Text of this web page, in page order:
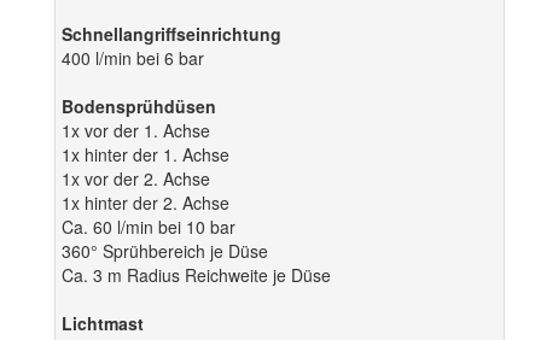
Schnellangriffseinrichtung
400 l/min bei 6 bar
Bodensprühdüsen
1x vor der 1. Achse
1x hinter der 1. Achse
1x vor der 2. Achse
1x hinter der 2. Achse
Ca. 60 l/min bei 10 bar
360° Sprühbereich je Düse
Ca. 3 m Radius Reichweite je Düse
Lichtmast